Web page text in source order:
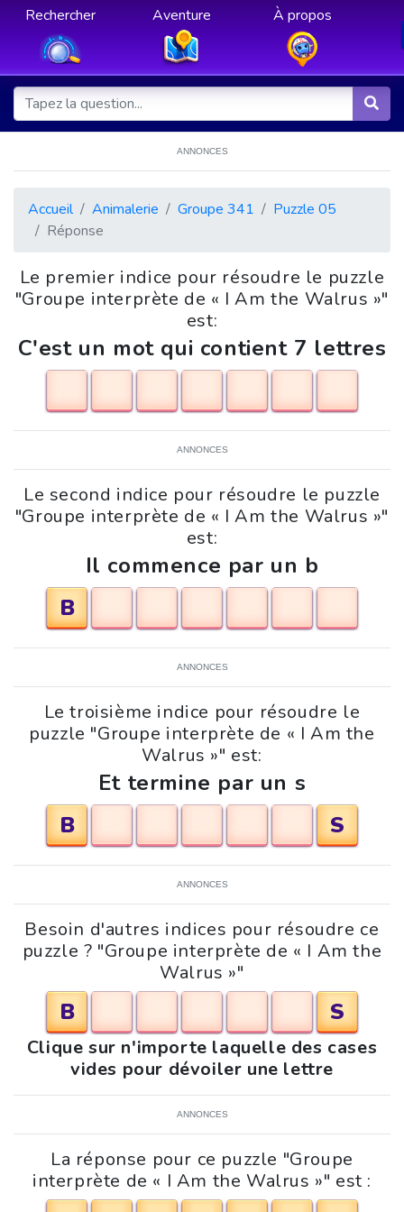
Rechercher Aventure À propos
ANNONCES
Accueil Animalerie Groupe 341
Puzzle 05
Réponse
Le premier indice pour résoudre le puzzle
"Groupe interprète de « I Am the Walrus »"
est:
C'est un mot qui contient 7 lettres
ANNONCES
Le second indice pour résoudre le puzzle
"Groupe interprète de « I Am the Walrus »"
est:
Il commence par un b
B
ANNONCES
Le troisième indice pour résoudre le
puzzle "Groupe interprète de « I Am the
Walrus »" est:
Et termine par un s
B
S
ANNONCES
Besoin d'autres indices pour résoudre ce
puzzle ? "Groupe interprète de « I Am the
Walrus »"
B S
Clique sur n'importe laquelle des cases
vides pour dévoiler une lettre
ANNONCES
La réponse pour ce puzzle "Groupe
interprète de « I Am the Walrus »" est :